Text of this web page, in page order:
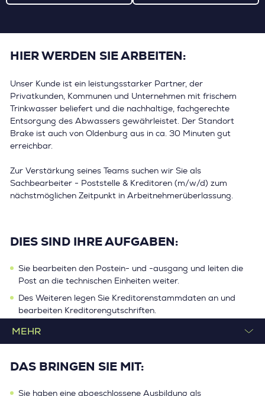
HIER WERDEN SIE ARBEITEN:
Unser Kunde ist ein leistungsstarker Partner, der
Privatkunden, Kommunen und Unternehmen mit frischem
Trinkwasser beliefert und die nachhaltige, fachgerechte
Entsorgung des Abwassers gewährleistet. Der Standort
Brake ist auch von Oldenburg aus in ca. 30 Minuten gut
erreichbar.
Zur Verstärkung seines Teams suchen wir Sie als
Sachbearbeiter - Poststelle & Kreditoren (m/w/d) zum
nächstmöglichen Zeitpunkt in Arbeitnehmerüberlassung.
DIES SIND IHRE AUFGABEN:
Sie bearbeiten den Postein- und -ausgang und leiten die
Post an die technischen Einheiten weiter.
Des Weiteren legen Sie Kreditorenstammdaten an und
bearbeiten Kreditorengutschriften.
Ebenso übernehmen Sie Druckaufträge und bereiten
Aufgaben.
DAS BRINGEN SIE MIT:
Sie haben eine abgeschlossene Ausbildung als